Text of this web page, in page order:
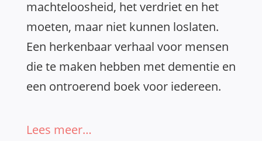
machteloosheid, het verdriet en het
moeten, maar niet kunnen loslaten.
Een herkenbaar verhaal voor mensen
die te maken hebben met dementie en
een ontroerend boek voor iedereen.
Lees meer…